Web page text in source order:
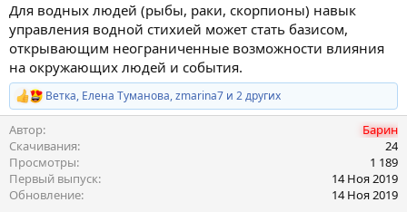
Для водных людей (рыбы, раки, скорпионы) навык
управления водной стихией может стать базисом,
открывающим неограниченные возможности влияния
на окружающих людей и события.
Р
е
а
к
ц
и
и
:
Ветка, Елена Туманова,zmarina7 и 2 других
Автор
Барин
Скачивания
24
Просмотры
1 189
Первый выпуск
14 Ноя 2019
Обновление
14 Ноя 2019